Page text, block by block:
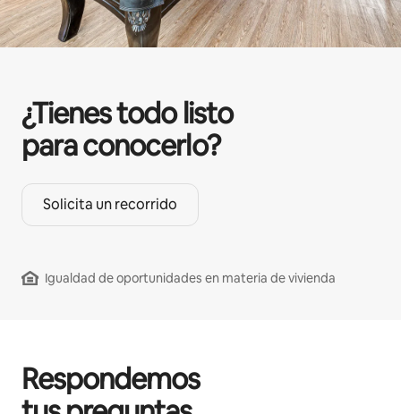
¿Tienes todo listo
para conocerlo?
Solicita un recorrido
Igualdad de oportunidades en materia de vivienda
Respondemos